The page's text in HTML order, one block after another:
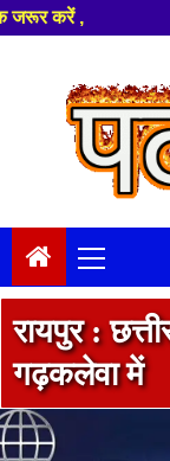
content
Menu
रायपुर :
गढ़कलेवा में